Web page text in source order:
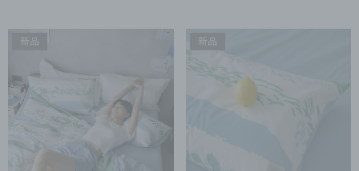
新品 新品